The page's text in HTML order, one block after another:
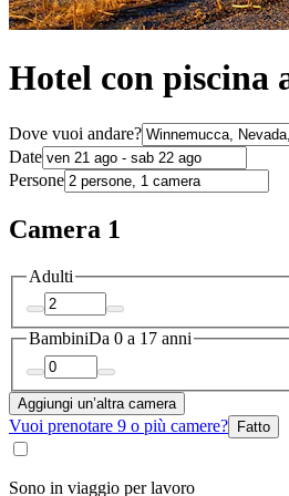
Hotel con piscina
Dove vuoi andare?
Date
Persone
Camera 1
Adulti
BambiniDa 0 a 17 anni
Aggiungi un’altra camera
Vuoi prenotare 9 o più camere? Fatto
Sono in viaggio per lavoro